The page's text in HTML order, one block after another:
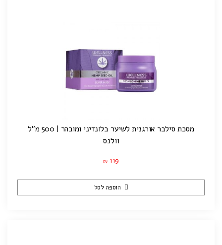
מסכת סילבר אורגנית לשיער בלונדיני ומובהר | 500 מ"ל
וולנס
₪ 119
הוספה לסל